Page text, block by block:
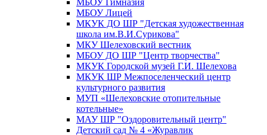
МБОУ Лицей
МКУК ДО ШР "Детская художественная
школа им.В.И.Сурикова"
МКУ Шелеховский вестник
МБОУ ДО ШР "Центр творчества"
МКУК Городской музей Г.И. Шелехова
МКУК ШР Межпоселенческий центр
культурного развития
МУП «Шелеховские отопительные
котельные»
МАУ ШР "Оздоровительный центр"
Детский сад № 4 «Журавлик